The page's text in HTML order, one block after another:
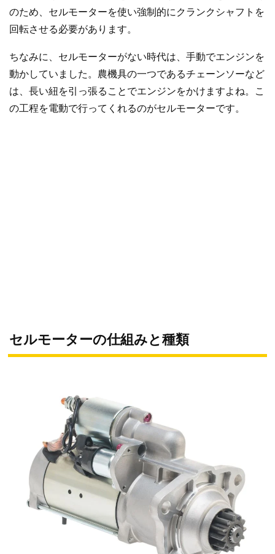
のため、セルモーターを使い強制的にクランクシャフトを
回転させる必要があります。
ちなみに、セルモーターがない時代は、手動でエンジンを
動かしていました。農機具の一つであるチェーンソーなど
は、長い紐を引っ張ることでエンジンをかけますよね。こ
の工程を電動で行ってくれるのがセルモーターです。
セルモーターの仕組みと種類